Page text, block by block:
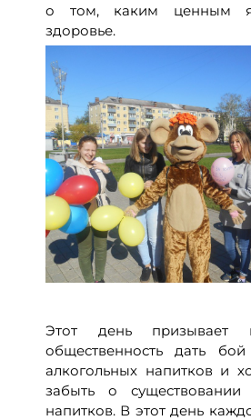
о том, каким ценным
здоровье.
Этот день призывает
общественность дать
алкогольных напитков и
забыть о существовании
напитков. В этот день